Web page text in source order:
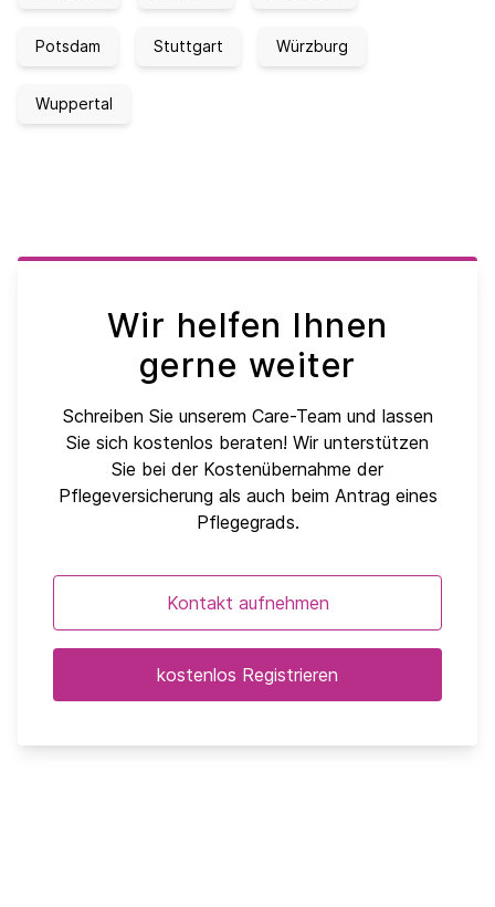
Potsdam Stuttgart Würzburg
Wuppertal
Wir helfen Ihnen
gerne weiter
Schreiben Sie unserem Care-Team und lassen
Sie sich kostenlos beraten! Wir unterstützen
Sie bei der Kostenübernahme der
Pflegeversicherung als auch beim Antrag eines
Pflegegrads.
Kontakt aufnehmen
kostenlos Registrieren